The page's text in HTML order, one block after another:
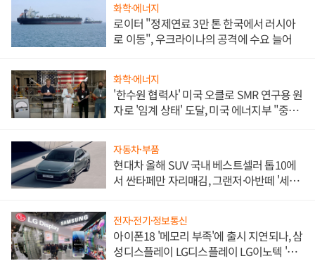
화학·에너지
로이터 "정제연료 3만 톤 한국에서 러시아
로 이동", 우크라이나의 공격에 수요 늘어
화학·에너지
'한수원 협력사' 미국 오클로 SMR 연구용 원
자로 '임계 상태' 도달, 미국 에너지부 "중요
자동차·부품
현대차 올해 SUV 국내 베스트셀러 톱10에
서 싼타페만 자리매김, 그랜저·아반떼 '세단
전자·전기·정보통신
아이폰18 '메모리 부족'에 출시 지연되나, 삼
성디스플레이 LG디스플레이 LG이노텍 '탈